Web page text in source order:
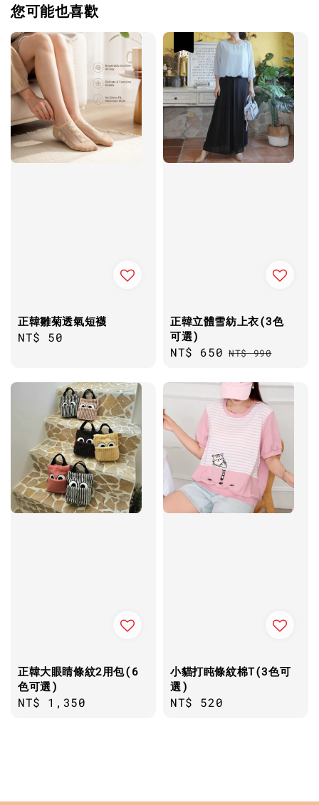
您可能也喜歡
正韓雛菊透氣短襪
Regular
NT$ 50
正韓立體雪紡上衣(3色
可選)
Sale
NT$ 650 Regular
NT$ 990
正韓大眼睛條紋2用包(6
色可選)
Regular
NT$ 1,350
小貓打盹條紋棉T(3色可
選)
Regular
NT$ 520